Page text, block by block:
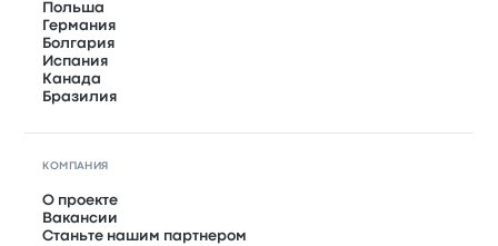
Польша
Германия
Болгария
Испания
Канада
Бразилия
КОМПАНИЯ
О проекте
Вакансии
Станьте нашим партнером